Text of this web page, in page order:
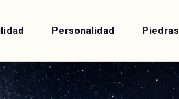
Personalidad Piedras